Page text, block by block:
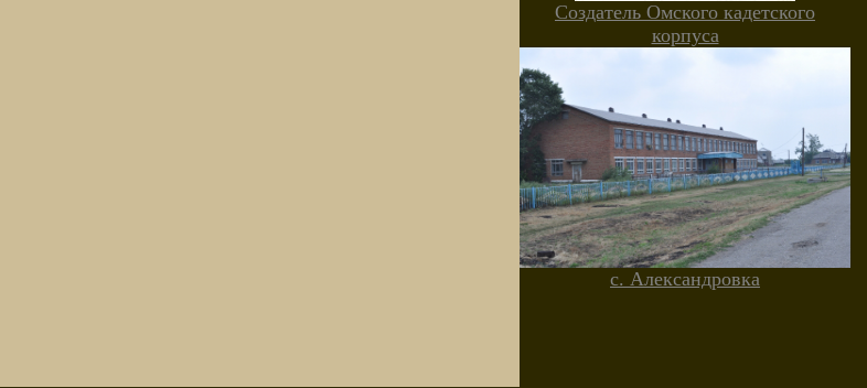
Создатель Омского кадетского
корпуса
с. Александровка